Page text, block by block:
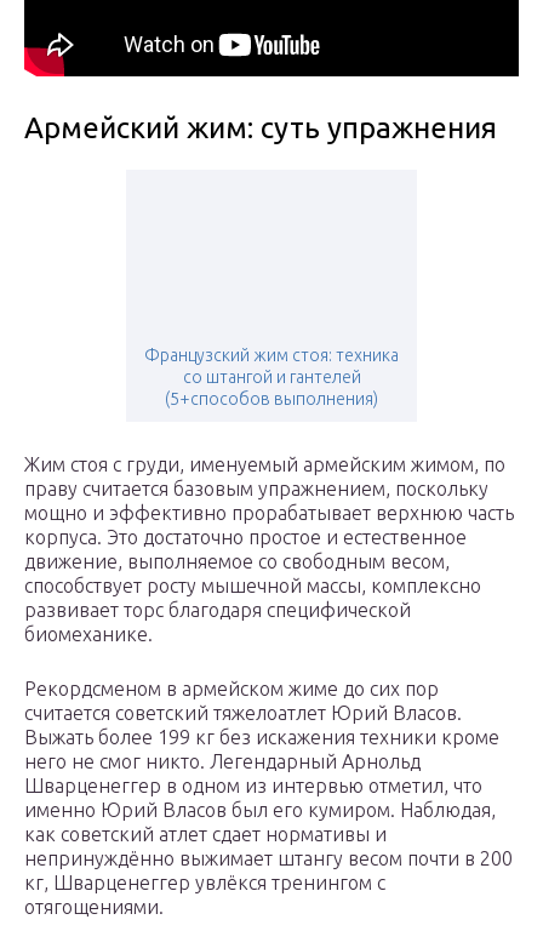
Армейский жим: суть упражнения
Французский жим стоя: техника
со штангой и гантелей
(5+способов выполнения)
Жим стоя с груди, именуемый армейским жимом, по
праву считается базовым упражнением, поскольку
мощно и эффективно прорабатывает верхнюю часть
корпуса. Это достаточно простое и естественное
движение, выполняемое со свободным весом,
способствует росту мышечной массы, комплексно
развивает торс благодаря специфической
биомеханике.
Рекордсменом в армейском жиме до сих пор
считается советский тяжелоатлет Юрий Власов.
Выжать более 199 кг без искажения техники кроме
него не смог никто. Легендарный Арнольд
Шварценеггер в одном из интервью отметил, что
именно Юрий Власов был его кумиром. Наблюдая,
как советский атлет сдает нормативы и
непринуждённо выжимает штангу весом почти в 200
кг, Шварценеггер увлёкся тренингом с
отягощениями.